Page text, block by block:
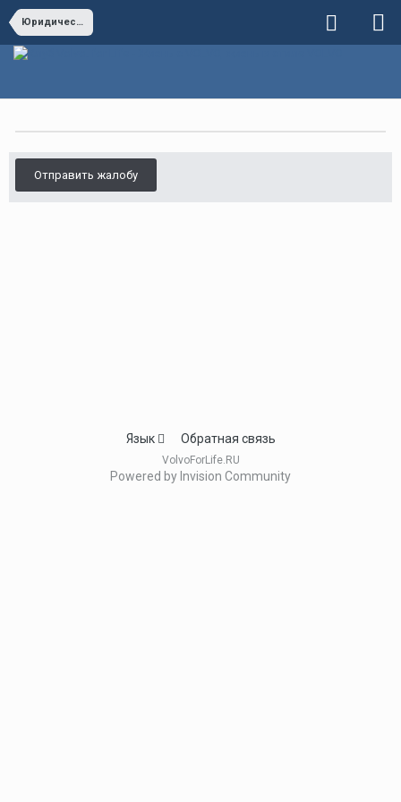
Юридические вопросы
Отправить жалобу
Язык Обратная связь
VolvoForLife.RU
Powered by Invision Community